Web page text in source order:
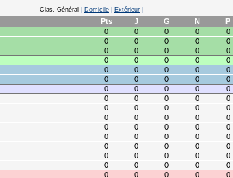
Clas. Général Domicile Extérieur
Pts J G N P
0 0 0 0 0
0 0 0 0 0
0 0 0 0 0
0 0 0 0 0
0 0 0 0 0
0 0 0 0 0
0 0 0 0 0
0 0 0 0 0
0 0 0 0 0
0 0 0 0 0
0 0 0 0 0
0 0 0 0 0
0 0 0 0 0
0 0 0 0 0
0 0 0 0 0
0 0 0 0 0